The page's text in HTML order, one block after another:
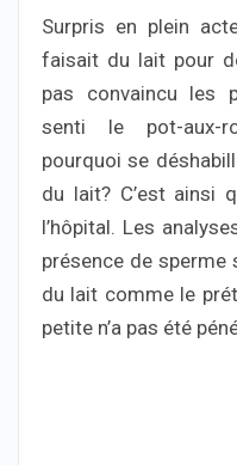
Surpris en plein
faisait du lait pour
pas convaincu les
senti le pot-aux-
pourquoi se
du lait? C’est ainsi
l’hôpital. Les
présence de
du lait comme le
petite n’a pas été